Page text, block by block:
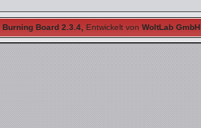
Burning Board 2.3.4, Entwickelt von WoltLab GmbH